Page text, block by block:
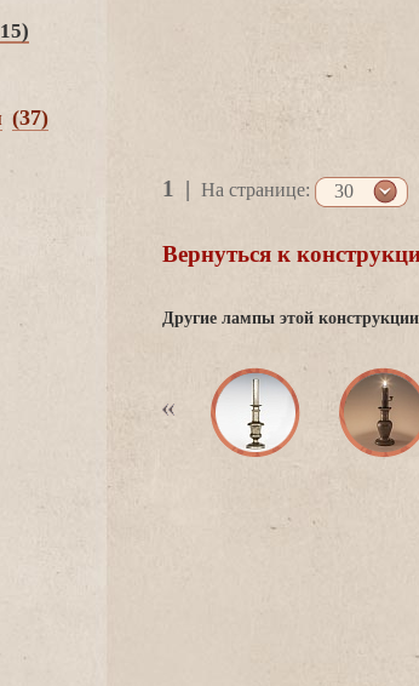
(37)
1 | На странице: 30
ернуться к
Другие лампы этой